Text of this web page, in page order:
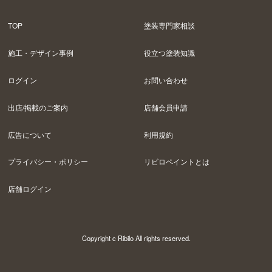
TOP 塗装専門家相談
施工・デザイン事例 役立つ塗装知識
ログイン お問い合わせ
出店/掲載のご案内 店舗会員申請
広告について 利用規約
プライバシー・ポリシー リビロペイントとは
店舗ログイン
Copyright c Ribilo All rights reserved.